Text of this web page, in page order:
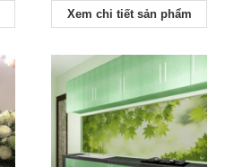
Xem chi tiết sản phẩm